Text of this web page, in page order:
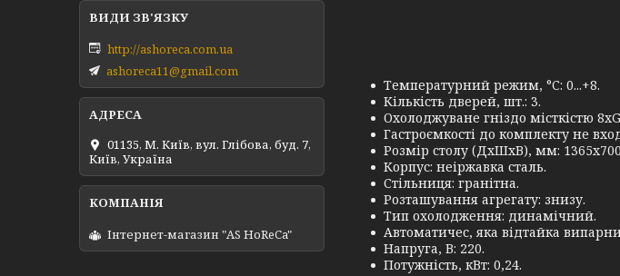
Температурний режим, °C: 0...+8.
Кількість дверей, шт.: 3.
Охолоджуване гніздо місткістю
Гастроємкості до комплекту не
Розмір столу (ДхШхВ), мм:
Корпус: неіржавка сталь.
Стільниця: гранітна.
Розташування агрегату: знизу.
Тип охолодження: динамічний.
Автоматичес, яка відтайка
Напруга, В: 220.
Потужність, кВт: 0,24.
http://ashoreca.com.ua
ashoreca11@gmail.com
01135, М. Київ, вул. Глібова, буд. 7,
Київ, Україна
Інтернет-магазин "AS HoReCa"